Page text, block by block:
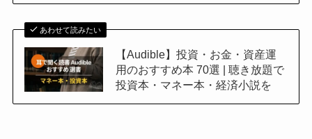
あわせて読みたい
【Audible】投資・お金・資産運
用のおすすめ本 70選 | 聴き放題で
投資本・マネー本・経済小説を